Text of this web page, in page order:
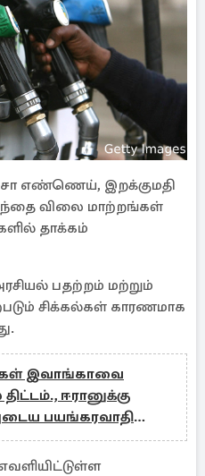
எண்ணெய், இறக்குமதி
விலை மாற்றங்கள்
தாக்கம்
பதற்றம் மற்றும்
சிக்கல்கள் காரணமாக
இவாங்காவை
ஈரானுக்கு
பயங்கரவாதி